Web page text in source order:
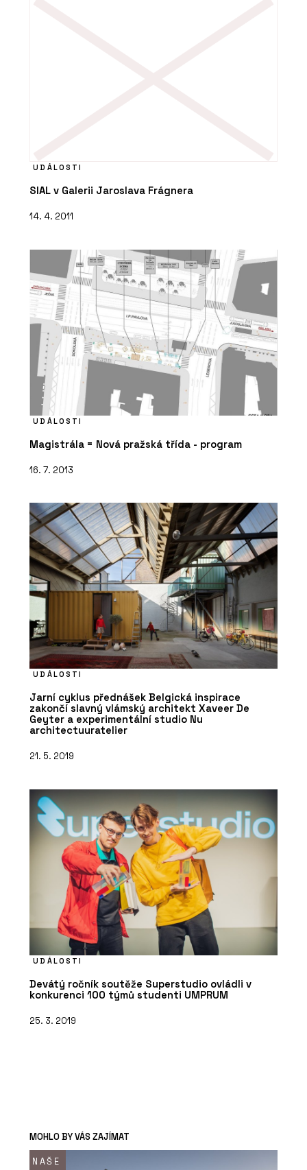
UDÁLOSTI
SIAL v Galerii Jaroslava Frágnera
14. 4. 2011
UDÁLOSTI
Magistrála = Nová pražská třída - program
16. 7. 2013
UDÁLOSTI
Jarní cyklus přednášek Belgická inspirace
zakončí slavný vlámský architekt Xaveer De
Geyter a experimentální studio Nu
architectuuratelier
21. 5. 2019
UDÁLOSTI
Devátý ročník soutěže Superstudio ovládli v
konkurenci 100 týmů studenti UMPRUM
25. 3. 2019
MOHLO BY VÁS ZAJÍMAT
NAŠE